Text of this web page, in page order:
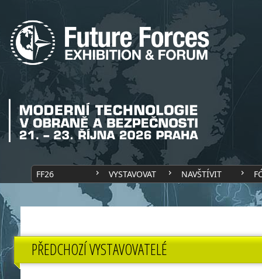
FF26 VYSTAVOVAT NAVŠTÍVIT
PŘEDCHOZÍ VYSTAVOVATELÉ